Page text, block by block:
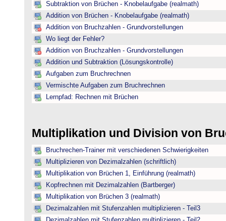
Subtraktion von Brüchen - Knobelaufgabe (realmath)
Addition von Brüchen - Knobelaufgabe (realmath)
Addition von Bruchzahlen - Grundvorstellungen
Wo liegt der Fehler?
Addition von Bruchzahlen - Grundvorstellungen
Addition und Subtraktion (Lösungskontrolle)
Aufgaben zum Bruchrechnen
Vermischte Aufgaben zum Bruchrechnen
Lernpfad: Rechnen mit Brüchen
Multiplikation und Division von
Bruchrechen-Trainer mit verschiedenen Schwierigkeiten
Multiplizieren von Dezimalzahlen (schriftlich)
Multiplikation von Brüchen 1, Einführung (realmath)
Kopfrechnen mit Dezimalzahlen (Bartberger)
Multiplikation von Brüchen 3 (realmath)
Dezimalzahlen mit Stufenzahlen multiplizieren - Teil3